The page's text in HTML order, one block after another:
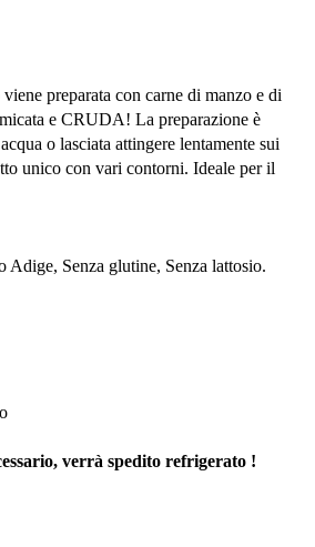
preparata con carne di manzo e di
e CRUDA! La preparazione è
o lasciata attingere lentamente sui
unico con vari contorni. Ideale per il
Adige, Senza glutine, Senza lattosio.
verrà spedito refrigerato !